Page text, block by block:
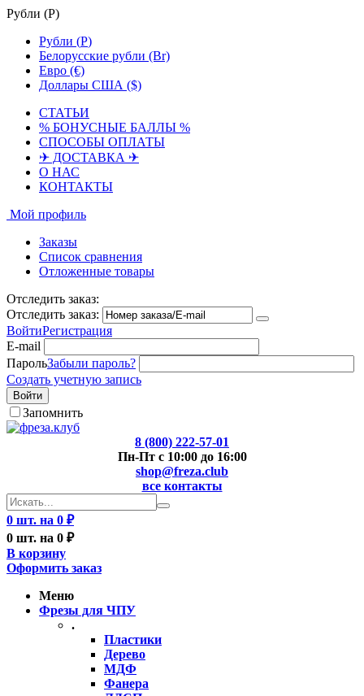
Рубли (Р)
Рубли (Р)
Белорусские рубли (Br)
Евро (€)
Доллары США ($)
СТАТЬИ
% БОНУСНЫЕ БАЛЛЫ %
СПОСОБЫ ОПЛАТЫ
✈ ДОСТАВКА ✈
О НАС
КОНТАКТЫ
Мой профиль
Заказы
Список сравнения
Отложенные товары
Отследить заказ:
Отследить заказ:
ВойтиРегистрация
E-mail
ПарольЗабыли пароль?
Создать учетную запись
Войти
Запомнить
8 (800) 222-57-01
Пн-Пт с 10:00 до 16:00
shop@freza.club
все контакты
0 шт. на 0 ₽
0 шт. на 0 ₽
В корзину
Оформить заказ
Меню
Фрезы для ЧПУ
.
Пластики
Дерево
МДФ
Фанера